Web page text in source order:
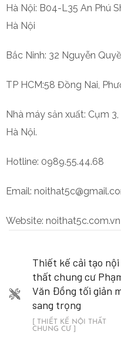
Hà Nội: B04-L35 An Phú
Hà Nội
Bắc Ninh: 32 Nguyễn
TP HCM:58 Đồng Nai,
Nhà máy sản xuất: Cụm
Hà Nội.
Hotline: 0989.55.44.68
Email:
Website: noithat5c.com.vn
Thiết kế cải tạo nội
thất chung cư
Văn Đồng tối giản
sang trọng
[ THIẾT KẾ NỘI THẤT
CHUNG CƯ ]